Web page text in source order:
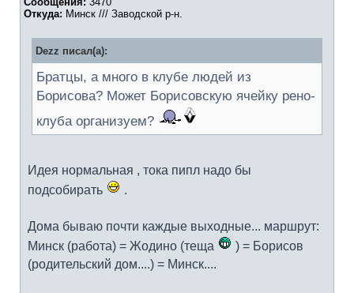
Откуда: Минск /// Заводской р-н.
Dezz писал(а):
Братцы, а много в клубе людей из
Борисова? Может Борисовскую ячейку рено-
клуба организуем?
Идея нормальная , тока пипл надо бы
подсобирать
.
Дома бываю почти каждые выходные... маршрут:
Минск (работа) = Жодино (теща
) = Борисов
(родительский дом....) = Минск....